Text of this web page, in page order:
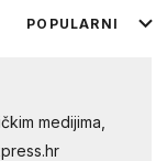
POPULARNI
medijima,